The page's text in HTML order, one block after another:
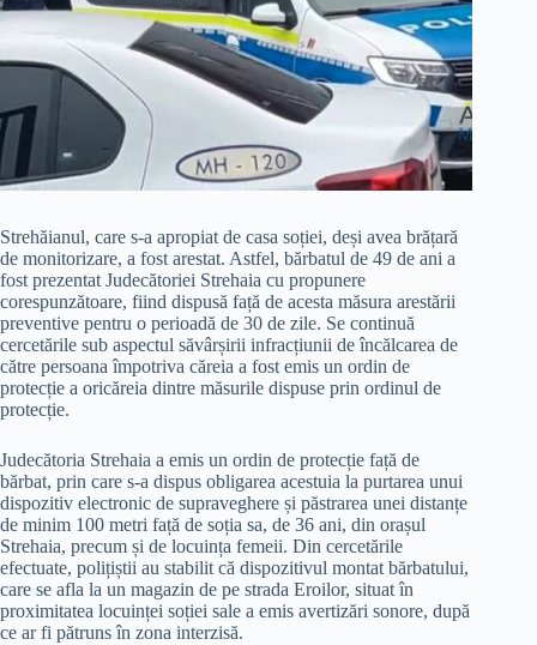
Strehăianul, care s-a apropiat de casa soției, deși avea brățară
de monitorizare, a fost arestat. Astfel, bărbatul de 49 de ani a
fost prezentat Judecătoriei Strehaia cu propunere
corespunzătoare, fiind dispusă față de acesta măsura arestării
preventive pentru o perioadă de 30 de zile. Se continuă
cercetările sub aspectul săvârșirii infracțiunii de încălcarea de
către persoana împotriva căreia a fost emis un ordin de
protecție a oricăreia dintre măsurile dispuse prin ordinul de
protecție.
Judecătoria Strehaia a emis un ordin de protecție față de
bărbat, prin care s-a dispus obligarea acestuia la purtarea unui
dispozitiv electronic de supraveghere și păstrarea unei distanțe
de minim 100 metri față de soția sa, de 36 ani, din orașul
Strehaia, precum și de locuința femeii. Din cercetările
efectuate, polițiștii au stabilit că dispozitivul montat bărbatului,
care se afla la un magazin de pe strada Eroilor, situat în
proximitatea locuinței soției sale a emis avertizări sonore, după
ce ar fi pătruns în zona interzisă.